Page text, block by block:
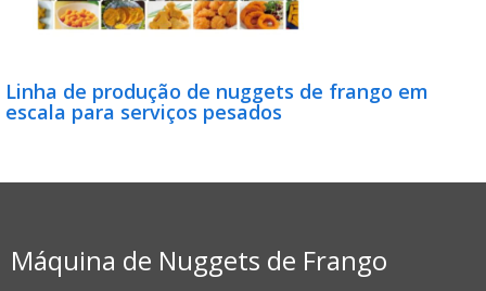
Linha de produção de nuggets de frango em
escala para serviços pesados
Máquina de Nuggets de Frango